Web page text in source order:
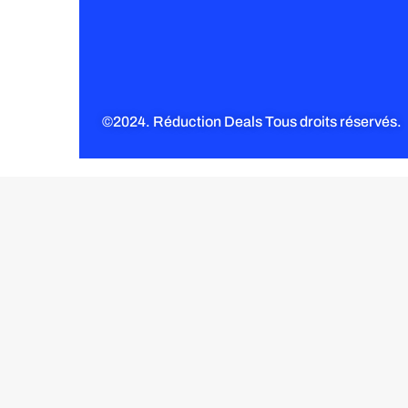
©2024. Réduction Deals Tous droits réservés.